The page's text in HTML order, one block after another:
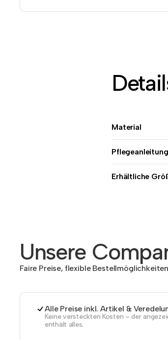
Material
Pflegeanleitung
Erhältliche
Unsere
Faire Preise, flexible
Alle Preise inkl. Artikel &
Keine versteckten Kosten – der
enthält alles.